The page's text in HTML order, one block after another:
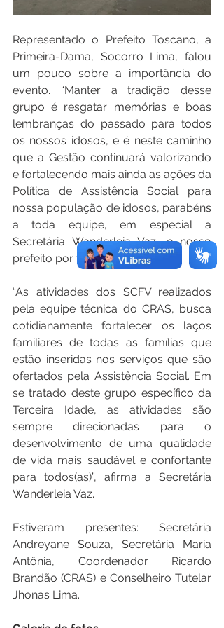
Representado o Prefeito Toscano, a
Primeira-Dama, Socorro Lima, falou
um pouco sobre a importância do
evento. “Manter a tradição desse
grupo é resgatar memórias e boas
lembranças do passado para todos
os nossos idosos, e é neste caminho
que a Gestão continuará valorizando
e fortalecendo mais ainda as ações da
Política de Assistência Social para
nossa população de idosos, parabéns
a toda equipe, em especial a
Secretária Wanderleia Vaz, e nosso
prefeito por todo apoio”.
“As atividades dos SCFV realizados
pela equipe técnica do CRAS, busca
cotidianamente fortalecer os laços
familiares de todas as famílias que
estão inseridas nos serviços que são
ofertados pela Assistência Social. Em
se tratado deste grupo específico da
Terceira Idade, as atividades são
sempre direcionadas para o
desenvolvimento de uma qualidade
de vida mais saudável e confortante
para todos(as)”, afirma a Secretária
Wanderleia Vaz.
Estiveram presentes: Secretária
Andreyane Souza, Secretária Maria
Antônia, Coordenador Ricardo
Brandão (CRAS) e Conselheiro Tutelar
Jhonas Lima.